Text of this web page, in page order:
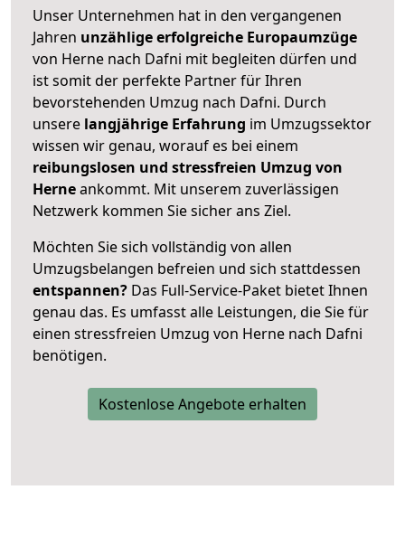
Unser Unternehmen hat in den vergangenen
Jahren unzählige erfolgreiche Europaumzüge
von Herne nach Dafni mit begleiten dürfen und
ist somit der perfekte Partner für Ihren
bevorstehenden Umzug nach Dafni. Durch
unsere langjährige Erfahrung im Umzugssektor
wissen wir genau, worauf es bei einem
reibungslosen und stressfreien Umzug von
Herneankommt. Mit unserem zuverlässigen
Netzwerk kommen Sie sicher ans Ziel.
Möchten Sie sich vollständig von allen
Umzugsbelangen befreien und sich stattdessen
entspannen? Das Full-Service-Paket bietet Ihnen
genau das. Es umfasst alle Leistungen, die Sie für
einen stressfreien Umzug von Herne nach Dafni
benötigen.
Kostenlose Angebote erhalten